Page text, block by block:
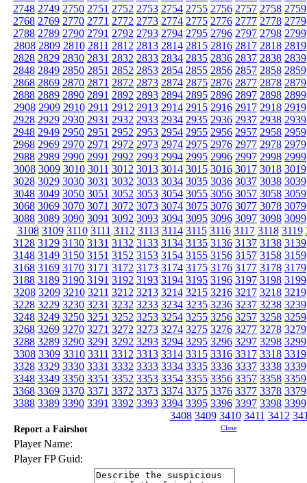
2748 2749 2750 2751 2752 2753 2754 2755 2756 2757 2758 2759
2768 2769 2770 2771 2772 2773 2774 2775 2776 2777 2778 2779
2788 2789 2790 2791 2792 2793 2794 2795 2796 2797 2798 2799
2808 2809 2810 2811 2812 2813 2814 2815 2816 2817 2818 2819
2828 2829 2830 2831 2832 2833 2834 2835 2836 2837 2838 2839
2848 2849 2850 2851 2852 2853 2854 2855 2856 2857 2858 2859
2868 2869 2870 2871 2872 2873 2874 2875 2876 2877 2878 2879
2888 2889 2890 2891 2892 2893 2894 2895 2896 2897 2898 2899
2908 2909 2910 2911 2912 2913 2914 2915 2916 2917 2918 2919
2928 2929 2930 2931 2932 2933 2934 2935 2936 2937 2938 2939
2948 2949 2950 2951 2952 2953 2954 2955 2956 2957 2958 2959
2968 2969 2970 2971 2972 2973 2974 2975 2976 2977 2978 2979
2988 2989 2990 2991 2992 2993 2994 2995 2996 2997 2998 2999
3008 3009 3010 3011 3012 3013 3014 3015 3016 3017 3018 3019
3028 3029 3030 3031 3032 3033 3034 3035 3036 3037 3038 3039
3048 3049 3050 3051 3052 3053 3054 3055 3056 3057 3058 3059
3068 3069 3070 3071 3072 3073 3074 3075 3076 3077 3078 3079
3088 3089 3090 3091 3092 3093 3094 3095 3096 3097 3098 3099
3108 3109 3110 3111 3112 3113 3114 3115 3116 3117 3118 3119
3128 3129 3130 3131 3132 3133 3134 3135 3136 3137 3138 3139
3148 3149 3150 3151 3152 3153 3154 3155 3156 3157 3158 3159
3168 3169 3170 3171 3172 3173 3174 3175 3176 3177 3178 3179
3188 3189 3190 3191 3192 3193 3194 3195 3196 3197 3198 3199
3208 3209 3210 3211 3212 3213 3214 3215 3216 3217 3218 3219
3228 3229 3230 3231 3232 3233 3234 3235 3236 3237 3238 3239
3248 3249 3250 3251 3252 3253 3254 3255 3256 3257 3258 3259
3268 3269 3270 3271 3272 3273 3274 3275 3276 3277 3278 3279
3288 3289 3290 3291 3292 3293 3294 3295 3296 3297 3298 3299
3308 3309 3310 3311 3312 3313 3314 3315 3316 3317 3318 3319
3328 3329 3330 3331 3332 3333 3334 3335 3336 3337 3338 3339
3348 3349 3350 3351 3352 3353 3354 3355 3356 3357 3358 3359
3368 3369 3370 3371 3372 3373 3374 3375 3376 3377 3378 3379
3388 3389 3390 3391 3392 3393 3394 3395 3396 3397 3398 3399
3408 3409 3410 3411 3412
Report a Fairshot Close
Player Name:
Player FP Guid: